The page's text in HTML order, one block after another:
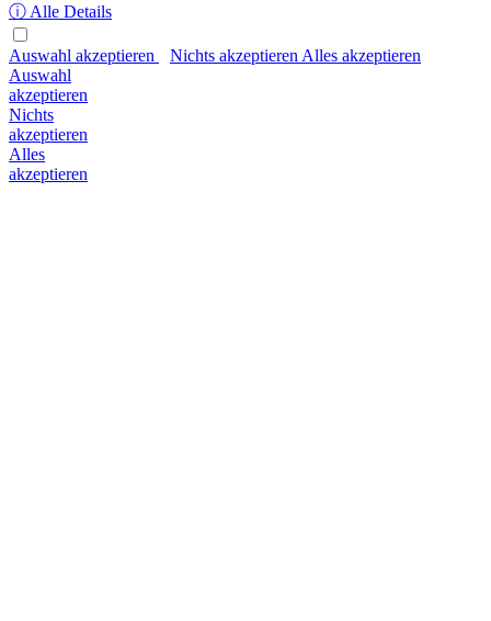
ⓘ Alle Details
Auswahl akzeptieren Nichts akzeptieren Alles akzeptieren
Auswahl
akzeptieren
Nichts
akzeptieren
Alles
akzeptieren